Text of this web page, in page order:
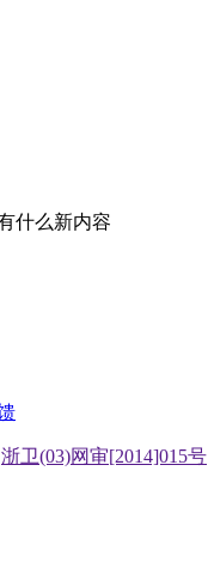
什么新内容
浙卫(03)网审[2014]015号